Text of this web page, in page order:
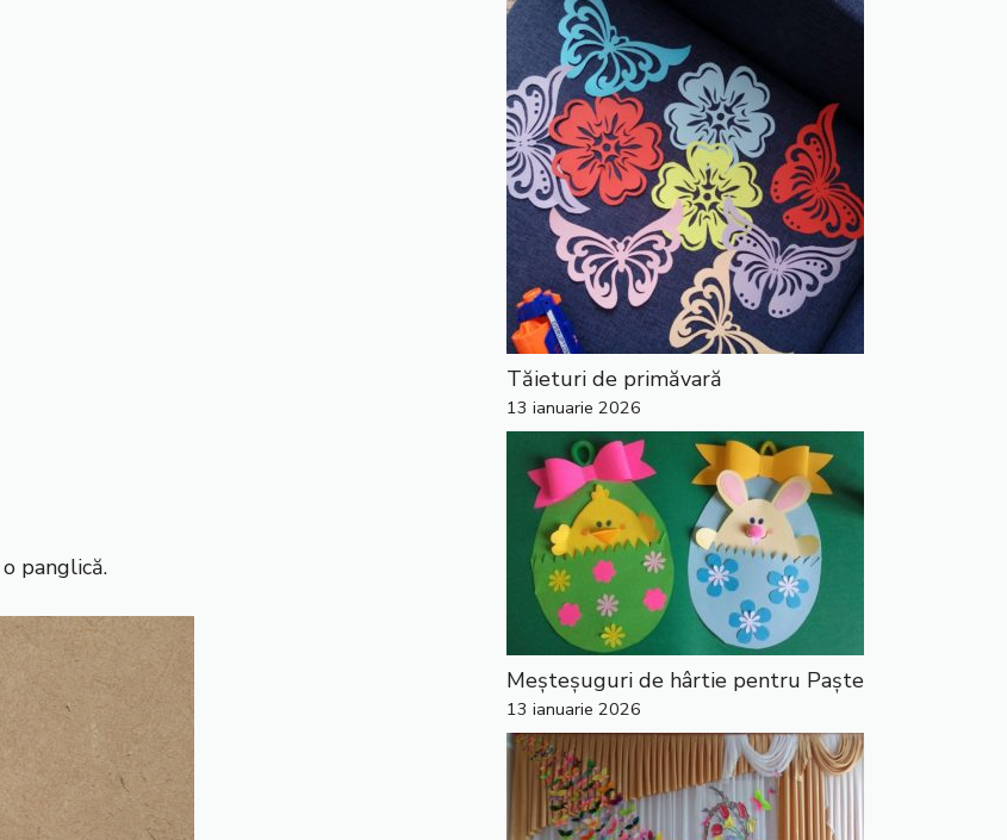
panglică.
Tăieturi de primăvară
13 ianuarie 2026
Meșteșuguri de hârtie pentru Paște
13 ianuarie 2026